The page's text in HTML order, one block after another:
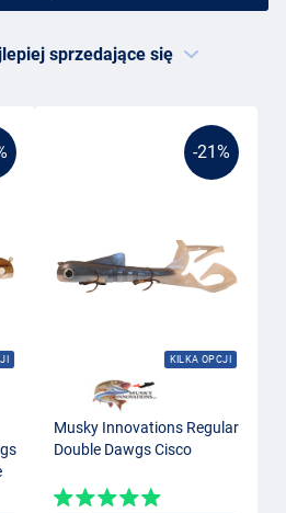
-21%
KILKA OPCJI
Musky Innovations Regular
Double Dawgs Cisco